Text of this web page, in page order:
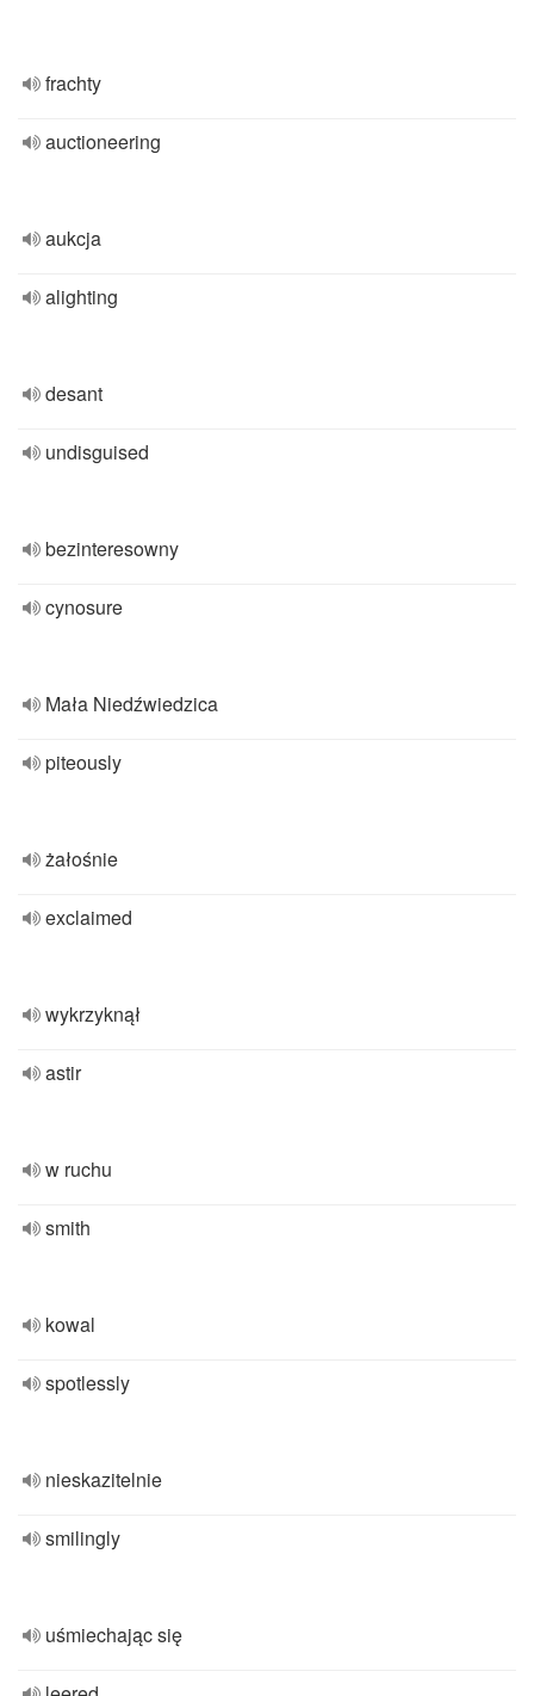
frachty
auctioneering
aukcja
alighting
desant
undisguised
bezinteresowny
cynosure
Mała Niedźwiedzica
piteously
żałośnie
exclaimed
wykrzyknął
astir
w ruchu
smith
kowal
spotlessly
nieskazitelnie
smilingly
uśmiechając się